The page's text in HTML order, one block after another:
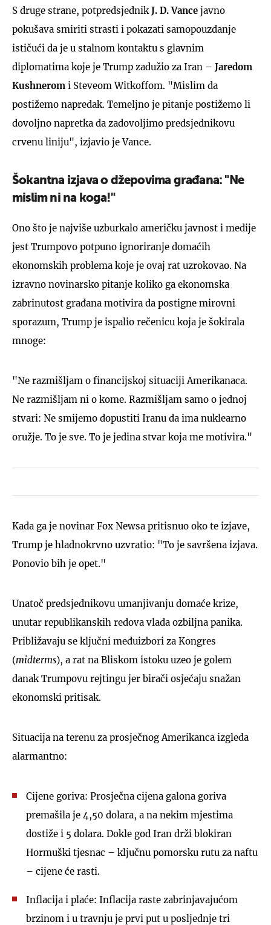
S druge strane, potpredsjednik J. D. Vance javno
pokušava smiriti strasti i pokazati samopouzdanje
ističući da je u stalnom kontaktu s glavnim
diplomatima koje je Trump zadužio za Iran – Jaredom
Kushnerom i Steveom Witkoffom. "Mislim da
postižemo napredak. Temeljno je pitanje postižemo li
dovoljno napretka da zadovoljimo predsjednikovu
crvenu liniju", izjavio je Vance.
Šokantna izjava o džepovima građana: "Ne
mislim ni na koga!"
Ono što je najviše uzburkalo američku javnost i medije
jest Trumpovo potpuno ignoriranje domaćih
ekonomskih problema koje je ovaj rat uzrokovao. Na
izravno novinarsko pitanje koliko ga ekonomska
zabrinutost građana motivira da postigne mirovni
sporazum, Trump je ispalio rečenicu koja je šokirala
mnoge:
"Ne razmišljam o financijskoj situaciji Amerikanaca.
Ne razmišljam ni o kome. Razmišljam samo o jednoj
stvari: Ne smijemo dopustiti Iranu da ima nuklearno
oružje. To je sve. To je jedina stvar koja me motivira."
Kada ga je novinar Fox Newsa pritisnuo oko te izjave,
Trump je hladnokrvno uzvratio: "To je savršena izjava.
Ponovio bih je opet."
Unatoč predsjednikovu umanjivanju domaće krize,
unutar republikanskih redova vlada ozbiljna panika.
Približavaju se ključni međuizbori za Kongres
(midterms), a rat na Bliskom istoku uzeo je golem
danak Trumpovu rejtingu jer birači osjećaju snažan
ekonomski pritisak.
Situacija na terenu za prosječnog Amerikanca izgleda
alarmantno:
Cijene goriva: Prosječna cijena galona goriva
premašila je 4,50 dolara, a na nekim mjestima
dostiže i 5 dolara. Dokle god Iran drži blokiran
Hormuški tjesnac – ključnu pomorsku rutu za naftu
– cijene će rasti.
Inflacija i plaće: Inflacija raste zabrinjavajućom
brzinom i u travnju je prvi put u posljednje tri